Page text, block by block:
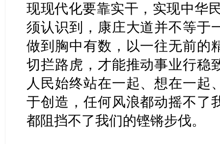
现现代化要靠实干，实现中华
须认识到，康庄大道并不等于
做到胸中有数，以一往无前的
切拦路虎，才能推动事业行稳
人民始终站在一起、想在一起
于创造，任何风浪都动摇不了
都阻挡不了我们的铿锵步伐。